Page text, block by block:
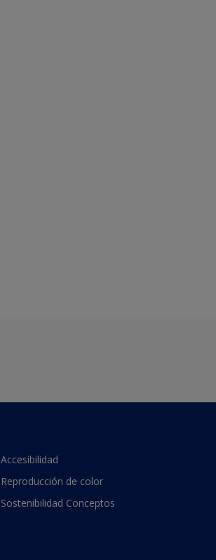
Accesibilidad
Reproducción de color
Sostenibilidad Conceptos